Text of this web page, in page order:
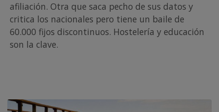
afiliación. Otra que saca pecho de sus datos y
critica los nacionales pero tiene un baile de
60.000 fijos discontinuos. Hostelería y educación
son la clave.